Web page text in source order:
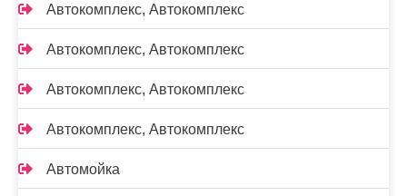
Автокомплекс, Автокомплекс
Автокомплекс, Автокомплекс
Автокомплекс, Автокомплекс
Автокомплекс, Автокомплекс
Автомойка